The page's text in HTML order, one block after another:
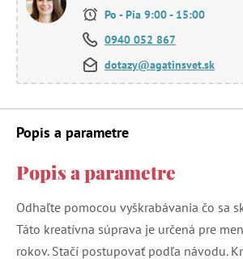
Po - Pia 9:00 - 15:00
0940 052 867
dotazy@agatinsvet.sk
Popis a parametre
Popis a parametre
Odhaľte pomocou vyškrabávania čo sa
Táto kreatívna súprava je určená pre
rokov. Stačí postupovať podľa návodu.